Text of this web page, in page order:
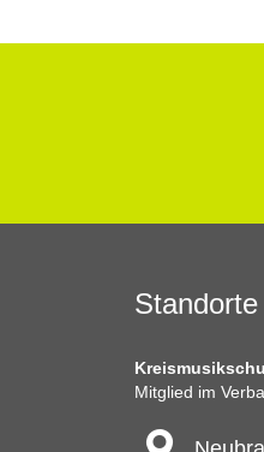
Standorte
Mitglied im